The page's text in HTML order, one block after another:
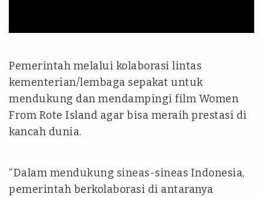
Pemerintah melalui kolaborasi lintas
kementerian/lembaga sepakat untuk
mendukung dan mendampingi film Women
From Rote Island agar bisa meraih prestasi di
kancah dunia.
“Dalam mendukung sineas-sineas Indonesia,
pemerintah berkolaborasi di antaranya